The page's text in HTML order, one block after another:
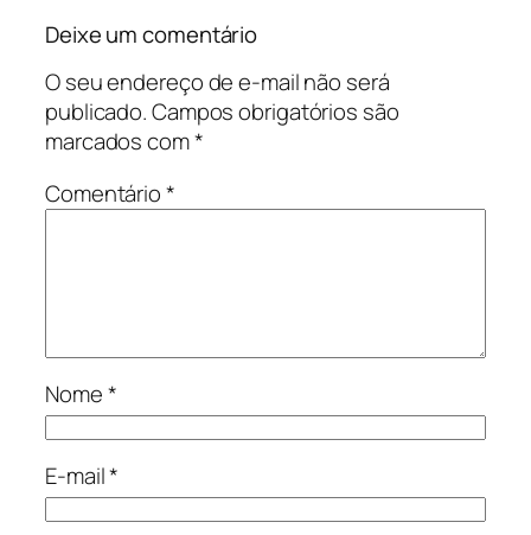
Deixe um comentário
O seu endereço de e-mail não será
publicado.Campos obrigatórios são
marcados com*
Comentário*
Nome*
E-mail*